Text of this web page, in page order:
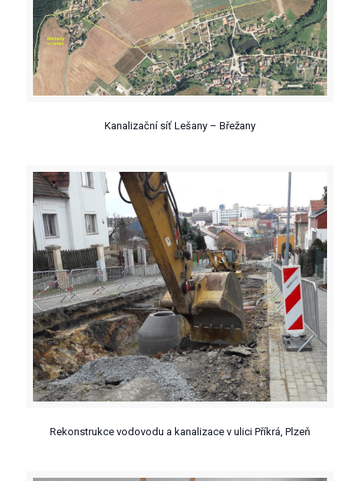
Kanalizační síť Lešany – Břežany
Rekonstrukce vodovodu a kanalizace v ulici Příkrá, Plzeň